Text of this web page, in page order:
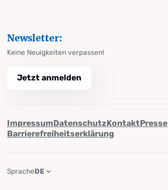
Newsletter:
Keine Neuigkeiten verpassen!
Jetzt anmelden
ImpressumDatenschutzKontaktPresse
Barrierefreiheitserklärung
SpracheDE